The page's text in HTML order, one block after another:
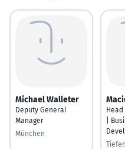
Michael Walleter
Deputy General
Manager
München
Head
|